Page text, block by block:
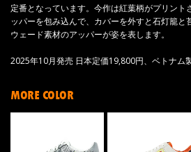
定番となっています。今作は紅葉柄がプリント
ッパーを包み込んで、カバーを外すと石灯籠と
ウェード素材のアッパーが姿を表します。
2025年10月発売 日本定価19,800円、ベトナム
MORE COLOR